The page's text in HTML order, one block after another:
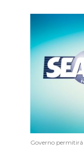
Governo